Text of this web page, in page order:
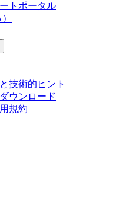
トポータル
技術的ヒント
ウンロード
規約